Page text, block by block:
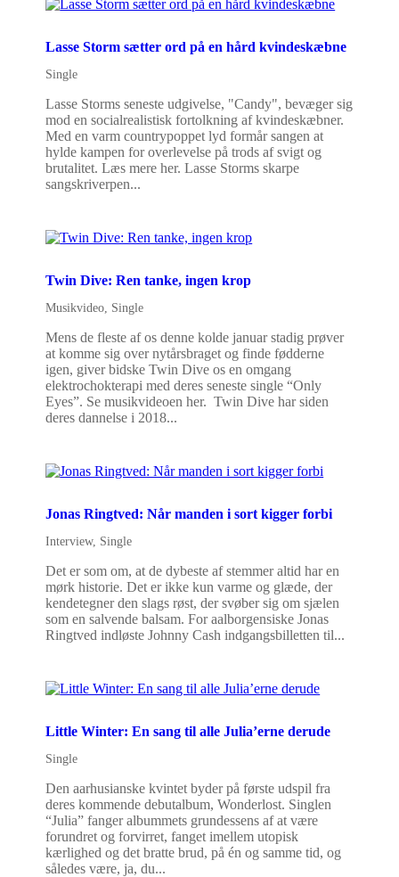
Lasse Storm sætter ord på en hård kvindeskæbne
Single
Lasse Storms seneste udgivelse, "Candy", bevæger sig
mod en socialrealistisk fortolkning af kvindeskæbner.
Med en varm countrypoppet lyd formår sangen at
hylde kampen for overlevelse på trods af svigt og
brutalitet. Læs mere her. Lasse Storms skarpe
sangskriverpen...
Twin Dive: Ren tanke, ingen krop
Musikvideo Single
Mens de fleste af os denne kolde januar stadig prøver
at komme sig over nytårsbraget og finde fødderne
igen, giver bidske Twin Dive os en omgang
elektrochokterapi med deres seneste single “Only
Eyes”. Se musikvideoen her. Twin Dive har siden
deres dannelse i 2018...
Jonas Ringtved: Når manden i sort kigger forbi
Interview, Single
Det er som om, at de dybeste af stemmer altid har en
mørk historie. Det er ikke kun varme og glæde, der
kendetegner den slags røst, der svøber sig om sjælen
som en salvende balsam. For aalborgensiske Jonas
Ringtved indløste Johnny Cash indgangsbilletten til...
Little Winter: En sang til alle Julia’erne derude
Single
Den aarhusianske kvintet byder på første udspil fra
deres kommende debutalbum, Wonderlost. Singlen
“Julia” fanger albummets grundessens af at være
forundret og forvirret, fanget imellem utopisk
kærlighed og det bratte brud, på én og samme tid, og
således være, ja, du...